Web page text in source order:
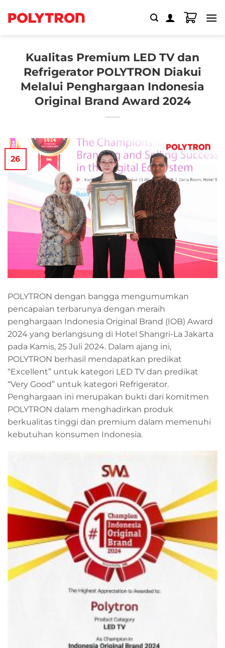
Kualitas Premium LED TV dan
Refrigerator POLYTRON Diakui
Melalui Penghargaan Indonesia
Original Brand Award 2024
26
POLYTRON dengan bangga mengumumkan
pencapaian terbarunya dengan meraih
penghargaan Indonesia Original Brand (IOB) Award
2024 yang berlangsung di Hotel Shangri-La Jakarta
pada Kamis, 25 Juli 2024. Dalam ajang ini,
POLYTRON berhasil mendapatkan predikat
“Excellent” untuk kategori LED TV dan predikat
“Very Good” untuk kategori Refrigerator.
Penghargaan ini merupakan bukti dari komitmen
POLYTRON dalam menghadirkan produk
berkualitas tinggi dan premium dalam memenuhi
kebutuhan konsumen Indonesia.